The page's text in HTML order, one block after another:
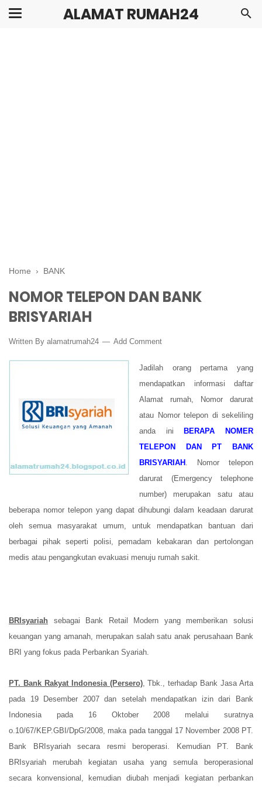
ALAMAT RUMAH24
Home › BANK
NOMOR TELEPON DAN BANK
BRISYARIAH
Written By alamatrumah24 Add Comment
Jadilah orang pertama yang
mendapatkan informasi daftar
Alamat rumah, Nomor darurat
atau Nomor telepon di sekeliling
anda ini
BERAPA NOMER
TELEPON DAN PT BANK
BRISYARIAH
. Nomor telepon
darurat (Emergency telephone
number) merupakan satu atau
beberapa nomor telepon yang dapat dihubungi dalam keadaan darurat
oleh semua masyarakat umum, untuk mendapatkan bantuan dari
berbagai pihak seperti polisi, pemadam kebakaran dan pertolongan
medis atau pengangkutan evakuasi menuju rumah sakit.
BRIsyariah sebagai Bank Retail Modern yang memberikan solusi
keuangan yang amanah, merupakan salah satu anak perusahaan Bank
BRI yang fokus pada Perbankan Syariah.
PT. Bank Rakyat Indonesia (Persero), Tbk., terhadap Bank Jasa Arta
pada 19 Desember 2007 dan setelah mendapatkan izin dari Bank
Indonesia pada 16 Oktober 2008 melalui suratnya
o.10/67/KEP.GBI/DpG/2008, maka pada tanggal 17 November 2008 PT.
Bank BRIsyariah secara resmi beroperasi. Kemudian PT. Bank
BRIsyariah merubah kegiatan usaha yang semula beroperasional
secara konvensional, kemudian diubah menjadi kegiatan perbankan